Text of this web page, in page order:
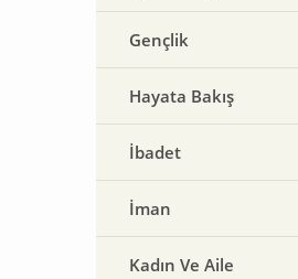
Gençlik
Hayata Bakış
İbadet
İman
Kadın Ve Aile